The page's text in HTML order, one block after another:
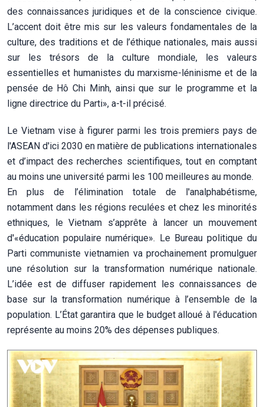
des connaissances juridiques et de la conscience civique.
L’accent doit être mis sur les valeurs fondamentales de la
culture, des traditions et de l’éthique nationales, mais aussi
sur les trésors de la culture mondiale, les valeurs
essentielles et humanistes du marxisme-léninisme et de la
pensée de Hô Chi Minh, ainsi que sur le programme et la
ligne directrice du Parti», a-t-il précisé.
Le Vietnam vise à figurer parmi les trois premiers pays de
l'ASEAN d'ici 2030 en matière de publications internationales
et d’impact des recherches scientifiques, tout en comptant
au moins une université parmi les 100 meilleures au monde.
En plus de l’élimination totale de l'analphabétisme,
notamment dans les régions reculées et chez les minorités
ethniques, le Vietnam s’apprête à lancer un mouvement
d'«éducation populaire numérique». Le Bureau politique du
Parti communiste vietnamien va prochainement promulguer
une résolution sur la transformation numérique nationale.
L’idée est de diffuser rapidement les connaissances de
base sur la transformation numérique à l’ensemble de la
population. L’État garantira que le budget alloué à l'éducation
représente au moins 20% des dépenses publiques.